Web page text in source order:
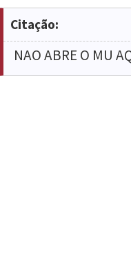
Citação:
NAO ABRE O MU